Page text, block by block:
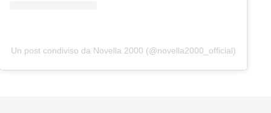
Un post condiviso da Novella 2000 (@novella2000_official)